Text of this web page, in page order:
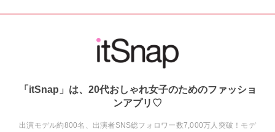
「itSnap」は、20代おしゃれ女子のためのファッショ
ンアプリ♡
出演モデル約800名、出演者SNS総フォロワー数7,000万人突破！モデ